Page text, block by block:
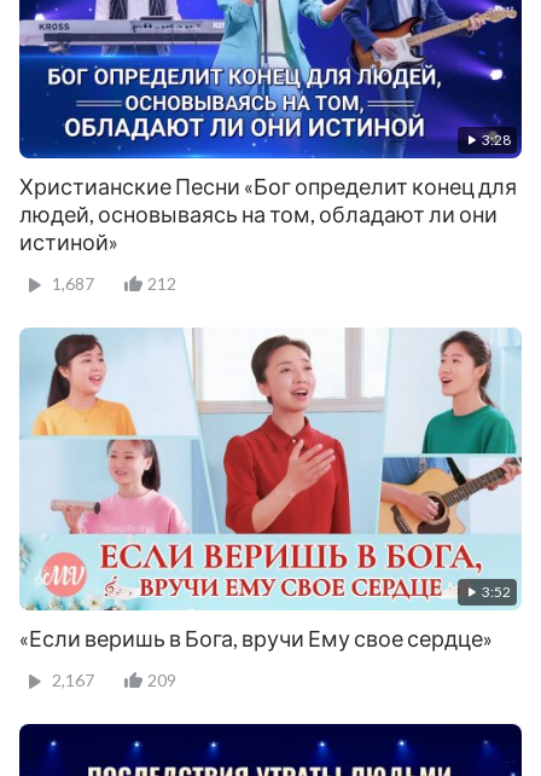
3:28
Христианские Песни «Бог определит конец для
людей, основываясь на том, обладают ли они
истиной»
1,687 212
3:52
«Если веришь в Бога, вручи Ему свое сердце»
2,167 209